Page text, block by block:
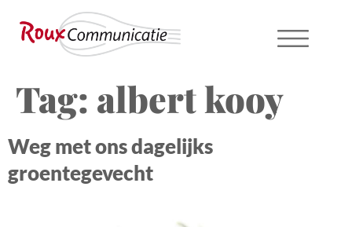
Tag: albert kooy
Weg met ons dagelijks
groentegevecht